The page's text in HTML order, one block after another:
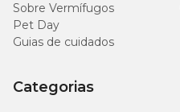
Sobre Vermífugos
Pet Day
Guias de cuidados
Categorias